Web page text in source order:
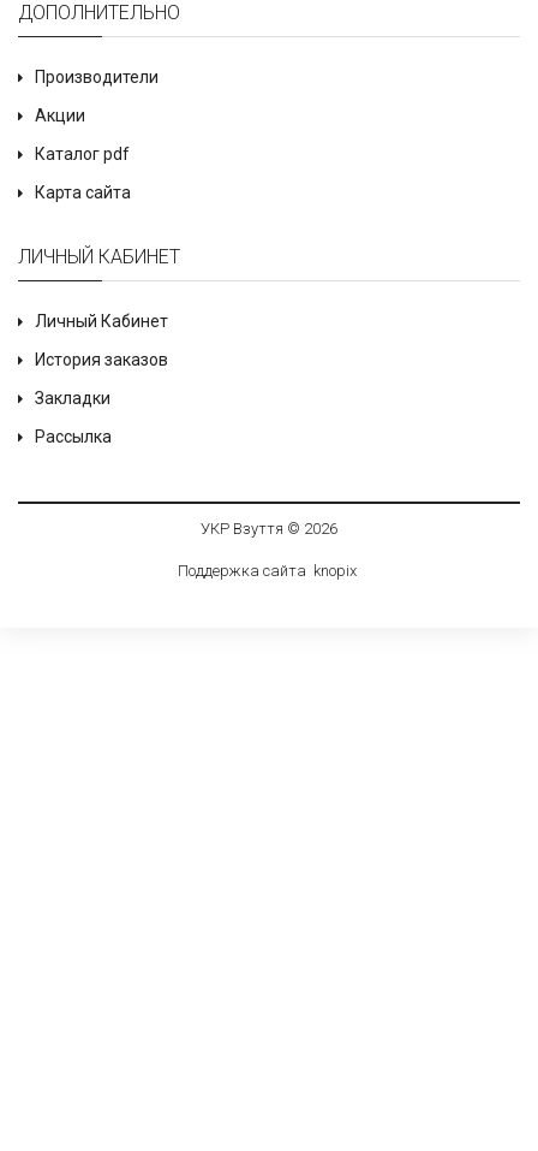
ДОПОЛНИТЕЛЬНО
Производители
Акции
Каталог pdf
Карта сайта
ЛИЧНЫЙ КАБИНЕТ
Личный Кабинет
История заказов
Закладки
Рассылка
УКР Взуття © 2026
Поддержка сайта knopix